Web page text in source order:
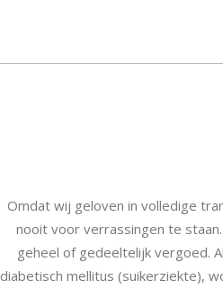
Omdat wij geloven in volledige
nooit voor verrassingen te
geheel of gedeeltelijk vergoed.
diabetisch mellitus (suikerziekte),